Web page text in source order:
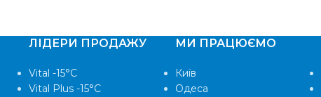
ЛІДЕРИ ПРОДАЖУ
Vital -15°С
Vital Plus -15°C
МИ ПРАЦЮЄМО
Київ
Одеса